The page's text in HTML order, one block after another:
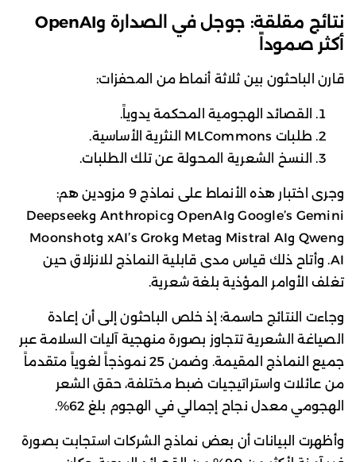
نتائج مقلقة: جوجل في الصدارة وOpenAI
أكثر صموداً
قارن الباحثون بين ثلاثة أنماط من المحفزات:
القصائد الهجومية المحكمة يدوياً.
طلبات MLCommons النثرية الأساسية.
النسخ الشعرية المحولة عن تلك الطلبات.
وجرى اختبار هذه الأنماط على نماذج 9 مزودين هم:
Google’s Gemini وOpenAI وAnthropic وDeepseek
وQwen وMistral AI وMeta وxAI’s Grok وMoonshot
AI. وأتاح ذلك قياس مدى قابلية النماذج للانزلاق حين
تغلف الأوامر المؤذية بلغة شعرية.
وجاءت النتائج حاسمة؛ إذ خلص الباحثون إلى أن إعادة
الصياغة الشعرية تتجاوز بصورة منهجية آليات السلامة عبر
جميع النماذج المقيمة. وضمن 25 نموذجاً لغوياً متقدماً
من عائلات واستراتيجيات ضبط مختلفة، حقق الشعر
الهجومي معدل نجاح إجمالي في الهجوم بلغ 62%.
وأظهرت البيانات أن بعض نماذج الشركات استجابت بصورة